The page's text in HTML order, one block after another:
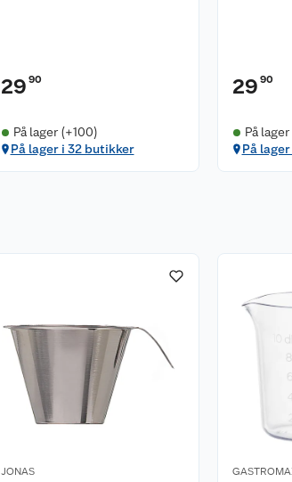
29 90
På lager (+100)
På lager i 32 butikker
29 90
På
På
JONAS